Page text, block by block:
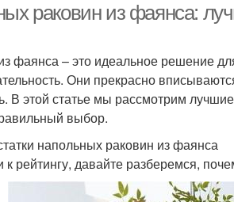
раковин из фаянса:
фаянса – это идеальное решение
Они прекрасно
В этой статье мы рассмотрим
выбор.
напольных раковин из фаянса
к рейтингу, давайте разберемся,